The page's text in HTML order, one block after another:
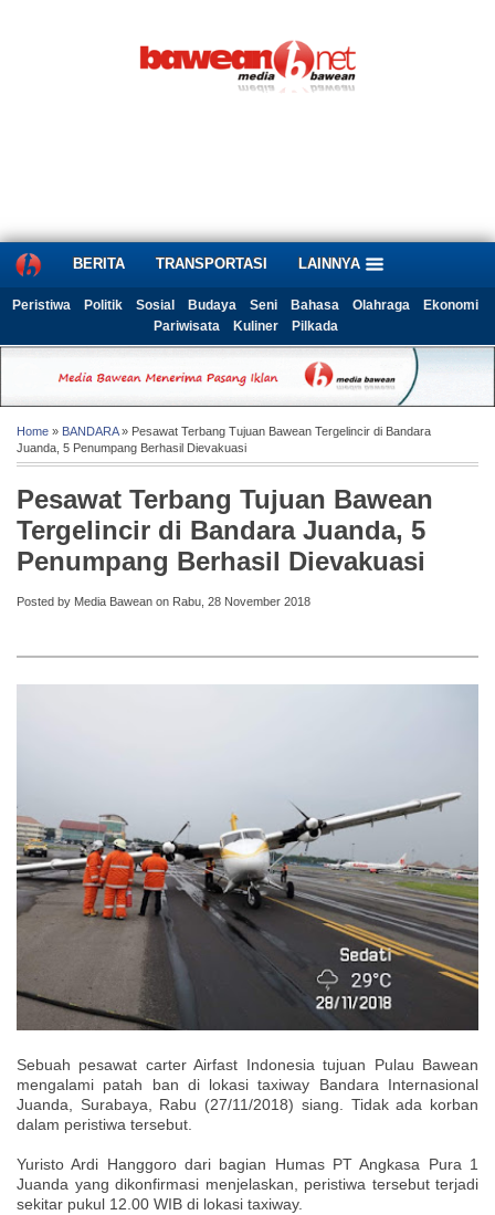
BERITA TRANSPORTASI LAINNYA
Peristiwa Politik Sosial Budaya Seni Bahasa Olahraga
Ekonomi
Pariwisata
Kuliner Pilkada
Home » BANDARA» Pesawat Terbang Tujuan Bawean Tergelincir di Bandara
Juanda, 5 Penumpang Berhasil Dievakuasi
Pesawat Terbang Tujuan Bawean
Tergelincir di Bandara Juanda, 5
Penumpang Berhasil Dievakuasi
Posted by Media Bawean on Rabu, 28 November 2018
Sebuah pesawat carter Airfast Indonesia tujuan Pulau Bawean
mengalami patah ban di lokasi taxiway Bandara Internasional
Juanda, Surabaya, Rabu (27/11/2018) siang. Tidak ada korban
dalam peristiwa tersebut.
Yuristo Ardi Hanggoro dari bagian Humas PT Angkasa Pura 1
Juanda yang dikonfirmasi menjelaskan, peristiwa tersebut terjadi
sekitar pukul 12.00 WIB di lokasi taxiway.